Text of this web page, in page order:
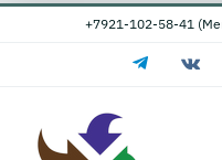
Skip
+7921-102-58-41
TelegramVk